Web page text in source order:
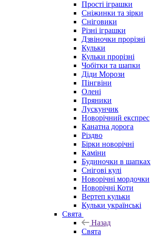
Прості іграшки
Сніжинки та зірки
Сніговики
Різні іграшки
Дзвіночки прорізні
Кульки
Кульки прорізні
Чобітки та шапки
Діди Морози
Пінгвіни
Олені
Пряники
Лускунчик
Новорічний експрес
Канатна дорога
Різдво
Бірки новорічні
Каміни
Будиночки в шапках
Снігові кулі
Новорічні мордочки
Новорічні Коти
Вертеп кульки
Кульки українські
Свята
Назад
Свята